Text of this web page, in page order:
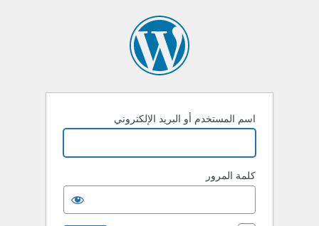
اسم المستخدم أو البريد الإلكتروني
كلمة المرور